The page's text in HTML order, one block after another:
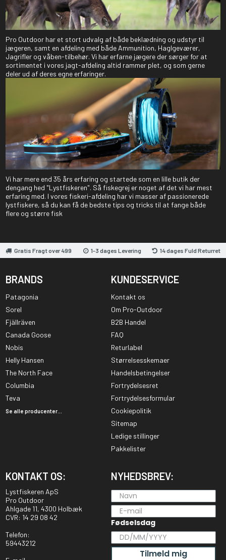
Pro Outdoor har et stort udvalg af både beklædning og udstyr til
jægeren, samt en afdeling med både Ammunition, Haglgeværer,
Jagrifler og våben-tilbehør. Vi har erfarne jægere der sørger for at
sortimentet i vores jagt-afdeling altid rammer plet, og som gerne
deler ud af deres egne erfaringer.
Vi har mere end 35 års erfaring og startede som en lille butik der
dengang hed "Lystfiskeren". Så fiskegrej er noget af det vi har mest
erfaring med. I vores fiskeri-afdeling har vi masser af passionerede
lystfiskere, så du kan få de bedste tips og tricks til at fange både
flere og større fisk
Gratis Fragt over 499 1-3 dages Levering 14 dages Fuld Returret
BRANDS
Patagonia
Sorel
Fjällräven
Canada Goose
Nobis
Helly Hansen
The North Face
Columbia
Teva
Se alle producenter...
KUNDESERVICE
Kontakt os
Om Pro-Outdoor
B2B Handel
FAQ
Returlabel
Størrelsesskemaer
Handelsbetingelser
Fortrydelsesret
Fortrydelsesformular
Cookiepolitik
Sitemap
Ledige stillinger
Pakkelister
KONTAKT OS:
Lystfiskeren ApS
Pro Outdoor
Ahlgade 11, 4300 Holbæk
CVR: 14 29 08 42
Telefon:
59443212
NYHEDSBREV:
Fødselsdag
Tilmeld mig